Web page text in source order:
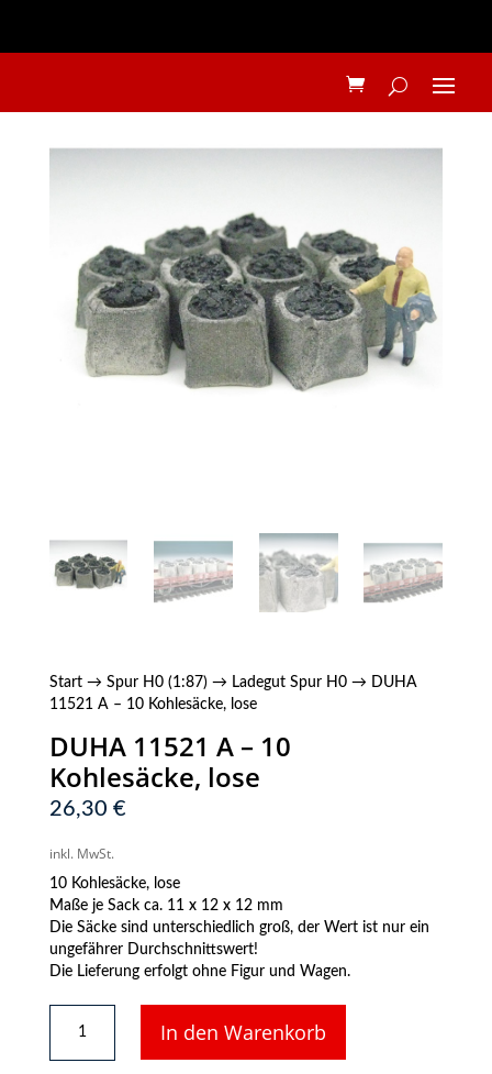
Start→ Spur H0 (1:87)→ Ladegut Spur H0→ DUHA
11521 A – 10 Kohlesäcke, lose
DUHA 11521 A – 10
Kohlesäcke, lose
26,30 €
inkl. MwSt.
10 Kohlesäcke, lose
Maße je Sack ca. 11 x 12 x 12 mm
Die Säcke sind unterschiedlich groß, der Wert ist nur ein
ungefährer Durchschnittswert!
Die Lieferung erfolgt ohne Figur und Wagen.
11521
A
In den Warenkorb